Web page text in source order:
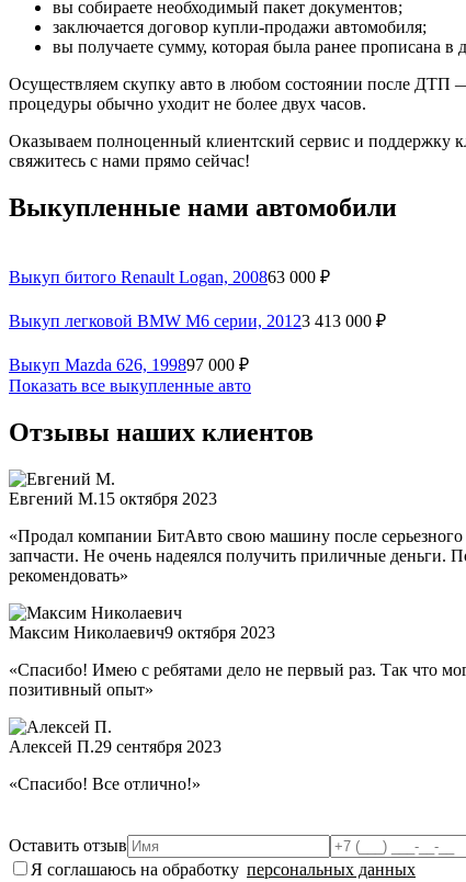
вы собираете необходимый пакет документов;
заключается договор купли-продажи автомобиля;
вы получаете сумму, которая была ранее прописана в
Осуществляем скупку авто в любом состоянии после ДТП
процедуры обычно уходит не более двух часов.
Оказываем полноценный клиентский сервис и поддержку
свяжитесь с нами прямо сейчас!
Выкупленные нами автомобили
Выкуп битого Renault Lоgan, 200863 000 ₽
Выкуп легковой BMW М6 серии, 20123 413 000 ₽
Выкуп Mazda 626, 199897 000 ₽
Показать все выкупленные авто
Отзывы наших клиентов
Евгений М.15 октября 2023
«Продал компании БитАвто свою машину после
запчасти. Не очень надеялся получить приличные деньги.
рекомендовать»
Максим Николаевич9 октября 2023
«Спасибо! Имею с ребятами дело не первый раз. Так что
позитивный опыт»
Алексей П.29 сентября 2023
«Спасибо! Все отлично!»
Оставить отзыв
Я соглашаюсь на обработку персональных данных